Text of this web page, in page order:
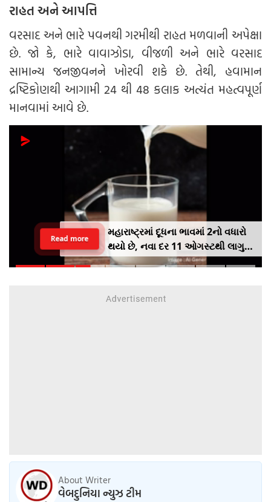
રાહત અને આપત્તિ
વરસાદ અને ભારે પવનથી ગરમીથી રાહત મળવાની અપેક્ષા
છે. જો કે, ભારે વાવાઝોડા, વીજળી અને ભારે વરસાદ
સામાન્ય જનજીવનને ખોરવી શકે છે. તેથી, હવામાન
દ્રષ્ટિકોણથી આગામી 24 થી 48 કલાક અત્યંત મહત્વપૂર્ણ
માનવામાં આવે છે.
મહારાષ્ટ્રમાં દૂધના ભાવમાં 2નો વધારો
થયો છે, નવા દર 11 ઓગસ્ટથી લાગુ
થયા છે. ગાયના દૂધનો ભાવ હવે પ્રતિ
Read more
About Writer
વેબદુનિયા ન્યુઝ ટીમ